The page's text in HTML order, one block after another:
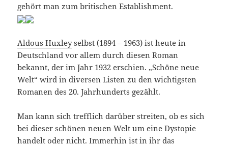
gehört man zum britischen Establishment.
Aldous Huxleyselbst (1894 – 1963) ist heute in
Deutschland vor allem durch diesen Roman
bekannt, der im Jahr 1932 erschien. „Schöne neue
Welt“ wird in diversen Listen zu den wichtigsten
Romanen des 20. Jahrhunderts gezählt.
Man kann sich trefflich darüber streiten, ob es sich
bei dieser schönen neuen Welt um eine Dystopie
handelt oder nicht. Immerhin ist in ihr das